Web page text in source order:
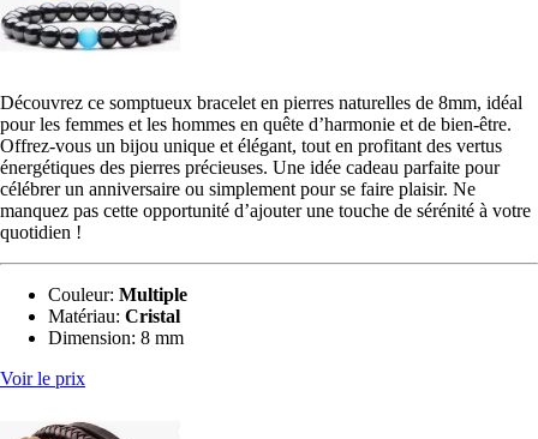
Découvrez ce somptueux bracelet en pierres naturelles de 8mm, idéal
pour les femmes et les hommes en quête d’harmonie et de bien-être.
Offrez-vous un bijou unique et élégant, tout en profitant des vertus
énergétiques des pierres précieuses. Une idée cadeau parfaite pour
célébrer un anniversaire ou simplement pour se faire plaisir. Ne
manquez pas cette opportunité d’ajouter une touche de sérénité à votre
quotidien !
Couleur: Multiple
Matériau: ‎Cristal
Dimension: 8 mm
Voir le prix